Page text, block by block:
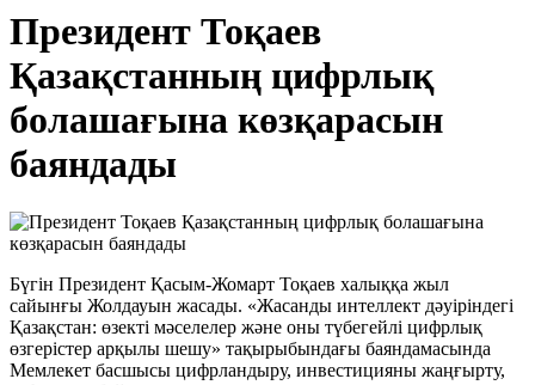
Президент Тоқаев
Қазақстанның цифрлық
болашағына көзқарасын
баяндады
Бүгін Президент Қасым-Жомарт Тоқаев халыққа жыл
сайынғы Жолдауын жасады. «Жасанды интеллект дәуіріндегі
Қазақстан: өзекті мәселелер және оны түбегейлі цифрлық
өзгерістер арқылы шешу» тақырыбындағы баяндамасында
Мемлекет басшысы цифрландыру, инвестицияны жаңғырту,